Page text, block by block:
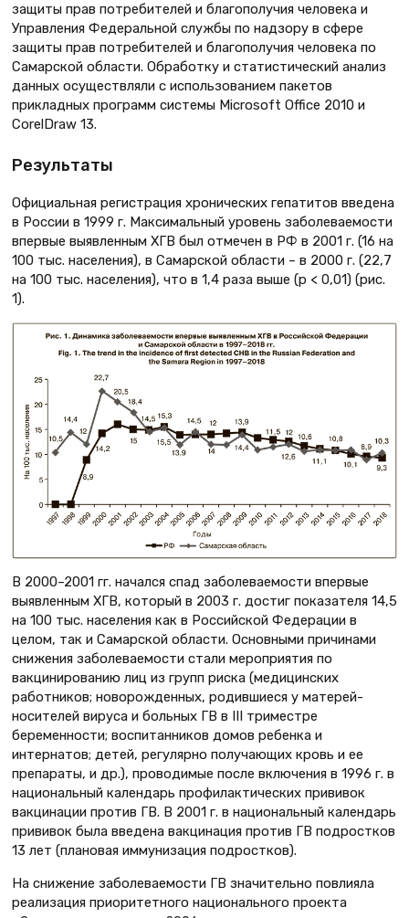
защиты прав потребителей и благополучия человека и
Управления Федеральной службы по надзору в сфере
защиты прав потребителей и благополучия человека по
Самарской области. Обработку и статистический анализ
данных осуществляли c использованием пакетов
прикладных программ системы Microsoft Office 2010 и
CorelDraw 13.
Результаты
Официальная регистрация хронических гепатитов введена
в России в 1999 г. Максимальный уровень заболеваемости
впервые выявленным ХГВ был отмечен в РФ в 2001 г. (16 на
100 тыс. населения), в Самарской области – в 2000 г. (22,7
на 100 тыс. населения), что в 1,4 раза выше (p < 0,01) (рис.
1).
В 2000–2001 гг. начался спад заболеваемости впервые
выявленным ХГВ, который в 2003 г. достиг показателя 14,5
на 100 тыс. населения как в Российской Федерации в
целом, так и Самарской области. Основными причинами
снижения заболеваемости стали мероприятия по
вакцинированию лиц из групп риска (медицинских
работников; новорожденных, родившиеся у матерей-
носителей вируса и больных ГВ в III триместре
беременности; воспитанников домов ребенка и
интернатов; детей, регулярно получающих кровь и ее
препараты, и др.), проводимые после включения в 1996 г. в
национальный календарь профилактических прививок
вакцинации против ГВ. В 2001 г. в национальный календарь
прививок была введена вакцинация против ГВ подростков
13 лет (плановая иммунизация подростков).
На снижение заболеваемости ГВ значительно повлияла
реализация приоритетного национального проекта